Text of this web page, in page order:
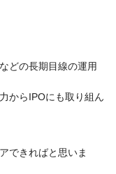
どの長期目線の運用
からIPOにも取り組ん
できればと思いま